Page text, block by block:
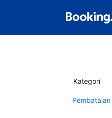
Kategori
Pembatalan